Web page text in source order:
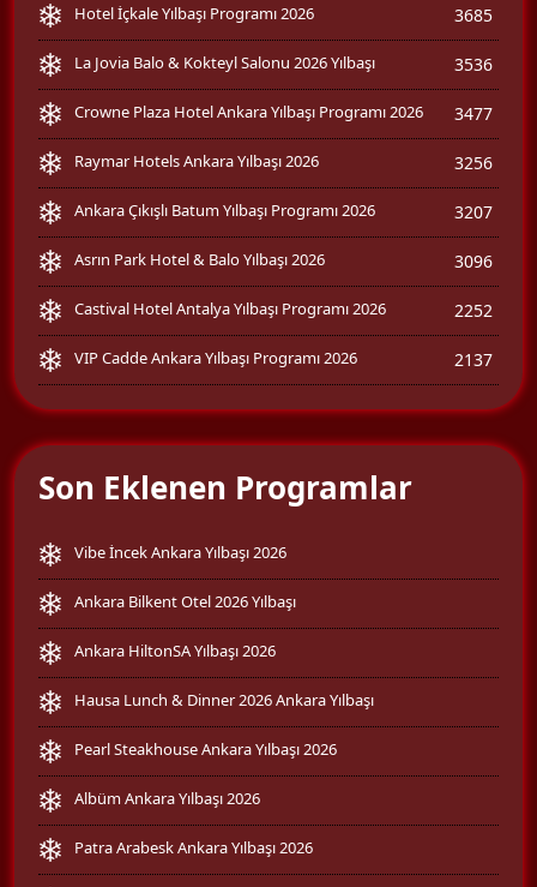
Hotel İçkale Yılbaşı Programı 2026 3685
La Jovia Balo & Kokteyl Salonu 2026 Yılbaşı 3536
Crowne Plaza Hotel Ankara Yılbaşı Programı 2026 3477
Raymar Hotels Ankara Yılbaşı 2026 3256
Ankara Çıkışlı Batum Yılbaşı Programı 2026 3207
Asrın Park Hotel & Balo Yılbaşı 2026 3096
Castival Hotel Antalya Yılbaşı Programı 2026 2252
VIP Cadde Ankara Yılbaşı Programı 2026 2137
Son Eklenen Programlar
Vibe İncek Ankara Yılbaşı 2026
Ankara Bilkent Otel 2026 Yılbaşı
Ankara HiltonSA Yılbaşı 2026
Hausa Lunch & Dinner 2026 Ankara Yılbaşı
Pearl Steakhouse Ankara Yılbaşı 2026
Albüm Ankara Yılbaşı 2026
Patra Arabesk Ankara Yılbaşı 2026